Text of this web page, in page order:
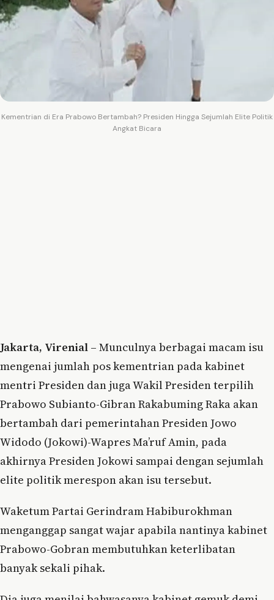
Kementrian di Era Prabowo Bertambah? Presiden Hingga Sejumlah Elite Politik
Angkat Bicara
Jakarta, Virenial – Munculnya berbagai macam isu
mengenai jumlah pos kementrian pada kabinet
mentri Presiden dan juga Wakil Presiden terpilih
Prabowo Subianto-Gibran Rakabuming Raka akan
bertambah dari pemerintahan Presiden Jowo
Widodo (Jokowi)-Wapres Ma’ruf Amin, pada
akhirnya Presiden Jokowi sampai dengan sejumlah
elite politik merespon akan isu tersebut.
Waketum Partai Gerindram Habiburokhman
menganggap sangat wajar apabila nantinya kabinet
Prabowo-Gobran membutuhkan keterlibatan
banyak sekali pihak.